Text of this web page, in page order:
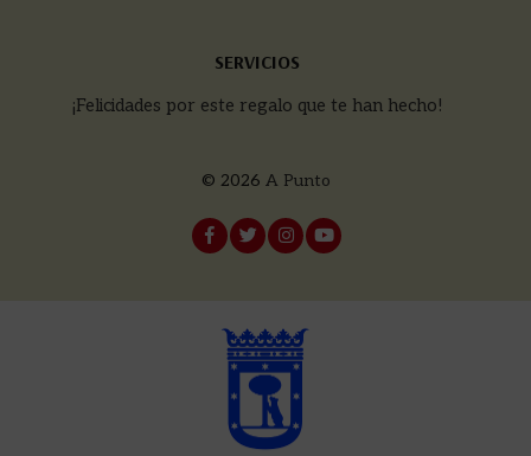
SERVICIOS
¡Felicidades por este regalo que te han hecho!
© 2026 A Punto